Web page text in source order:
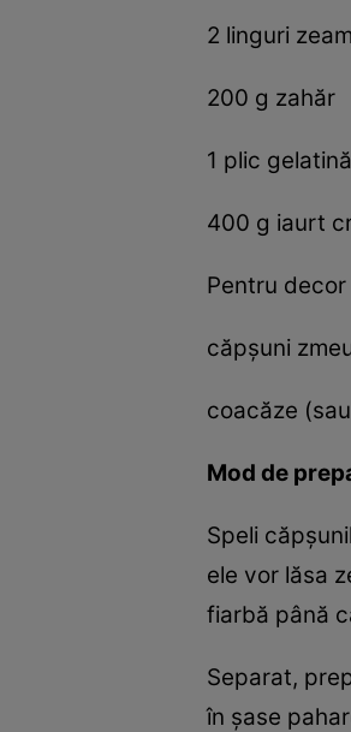
2 linguri
200 g zahăr
1 plic gelatină
400 g iaurt
Pentru decor
căpșuni
coacăze
Mod de
Speli
ele vor lăsa
fiarbă până
Separat,
în șase